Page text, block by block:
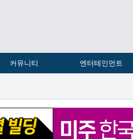
커뮤니티 엔터테인먼트